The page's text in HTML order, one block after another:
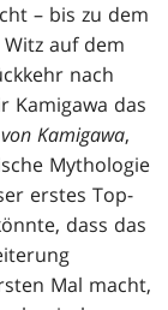
– bis zu dem
auf dem
nach
Kamigawa das
Kamigawa,
Mythologie
erstes Top-
dass das
Mal macht,